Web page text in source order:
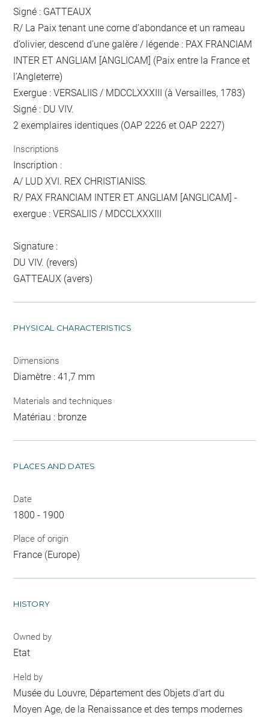
Signé : GATTEAUX
R/ La Paix tenant une corne d’abondance et un rameau
d’olivier, descend d’une galère / légende : PAX FRANCIAM
INTER ET ANGLIAM [ANGLICAM] (Paix entre la France et
l’Angleterre)
Exergue : VERSALIIS / MDCCLXXXIII (à Versailles, 1783)
Signé : DU VIV.
2 exemplaires identiques (OAP 2226 et OAP 2227)
Inscriptions
Inscription :
A/ LUD XVI. REX CHRISTIANISS.
R/ PAX FRANCIAM INTER ET ANGLIAM [ANGLICAM] -
exergue : VERSALIIS / MDCCLXXXIII
Signature :
DU VIV. (revers)
GATTEAUX (avers)
PHYSICAL CHARACTERISTICS
Dimensions
Diamètre : 41,7 mm
Materials and techniques
Matériau : bronze
PLACES AND DATES
Date
1800 - 1900
Place of origin
France (Europe)
HISTORY
Owned by
Etat
Held by
Musée du Louvre, Département des Objets d'art du
Moyen Age, de la Renaissance et des temps modernes